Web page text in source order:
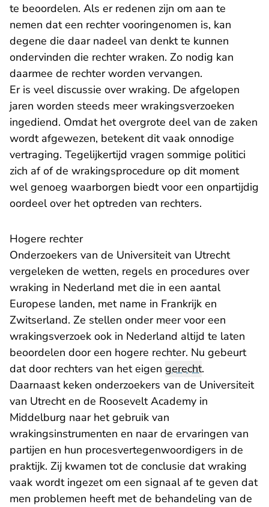
te beoordelen. Als er redenen zijn om aan te
nemen dat een rechter vooringenomen is, kan
degene die daar nadeel van denkt te kunnen
ondervinden die rechter wraken. Zo nodig kan
daarmee de rechter worden vervangen.
Er is veel discussie over wraking. De afgelopen
jaren worden steeds meer wrakingsverzoeken
ingediend. Omdat het overgrote deel van de zaken
wordt afgewezen, betekent dit vaak onnodige
vertraging. Tegelijkertijd vragen sommige politici
zich af of de wrakingsprocedure op dit moment
wel genoeg waarborgen biedt voor een onpartijdig
oordeel over het optreden van rechters.
Hogere rechter
Onderzoekers van de Universiteit van Utrecht
vergeleken de wetten, regels en procedures over
wraking in Nederland met die in een aantal
Europese landen, met name in Frankrijk en
Zwitserland. Ze stellen onder meer voor een
wrakingsverzoek ook in Nederland altijd te laten
beoordelen door een hogere rechter. Nu gebeurt
dat door rechters van het eigen gerecht.
Daarnaast keken onderzoekers van de Universiteit
van Utrecht en de Roosevelt Academy in
Middelburg naar het gebruik van
wrakingsinstrumenten en naar de ervaringen van
partijen en hun procesvertegenwoordigers in de
praktijk. Zij kwamen tot de conclusie dat wraking
vaak wordt ingezet om een signaal af te geven dat
men problemen heeft met de behandeling van de